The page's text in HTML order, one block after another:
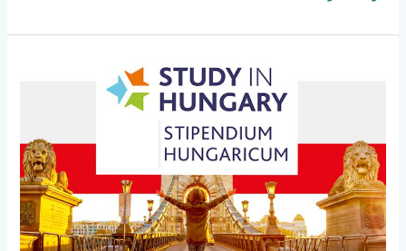
الدراسية
الهنغارية
العام
الدراسي
2026-
2027